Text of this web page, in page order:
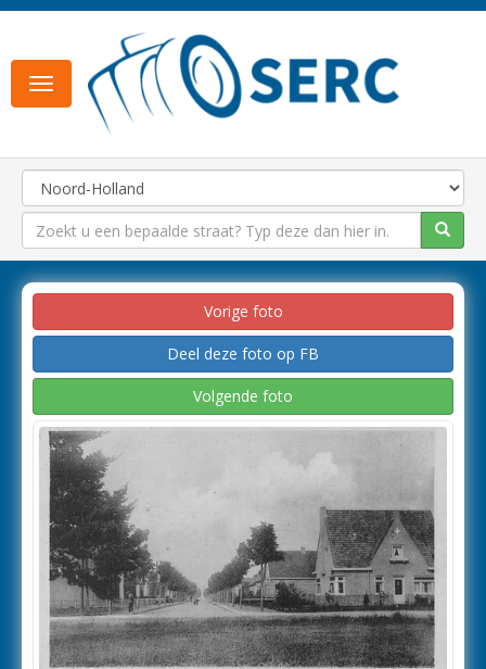
Toggle
navigation
Vorige foto
Deel deze foto op FB
Volgende foto